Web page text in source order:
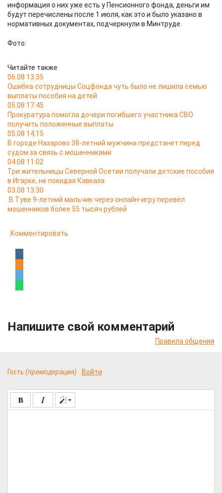
информация о них уже есть у Пенсионного фонда, деньги им
будут перечислены после 1 июля, как это и было указано в
нормативных документах, подчеркнули в Минтруде.
Фото:
Читайте также
06.08 13:35
Ошибка сотрудницы Соцфонда чуть было не лишила семью
выплаты пособия на детей
05.08 17:45
Прокуратура помогла дочери погибшего участника СВО
получить положенные выплаты
05.08 14:15
В городе Назарово 38-летний мужчина предстанет перед
судом за связь с мошенниками
04.08 11:02
Три жительницы Северной Осетии получали детские пособия
в Игарке, не покидая Кавказа
03.08 13:30
В Туве 9-летний мальчик через онлайн-игру перевёл
мошенников более 55 тысяч рублей
Комментировать
Напишите свой комментарий
Правила общения
Гость (премодерация) Войти